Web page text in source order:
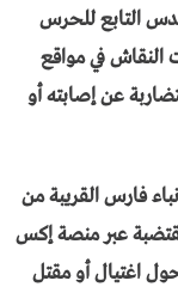
التابع للحرس
النقاش في مواقع
عن إصابته أو
فارس القريبة من
عبر منصة إكس
اغتيال أو مقتل